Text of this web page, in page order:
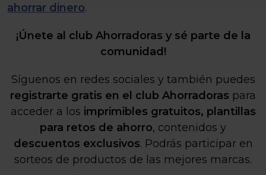
ahorrar dinero.
¡Únete al club Ahorradoras y sé parte de la
comunidad!
Síguenos en redes sociales y también puedes
registrarte gratis en el club Ahorradoras para
acceder a los imprimibles gratuitos, plantillas
para retos de ahorro, contenidos y
descuentos exclusivos. Podrás participar en
sorteos de productos de las mejores marcas.